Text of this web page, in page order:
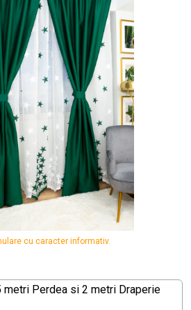
cu caracter informativ.
metri Perdea si 2 metri Draperie